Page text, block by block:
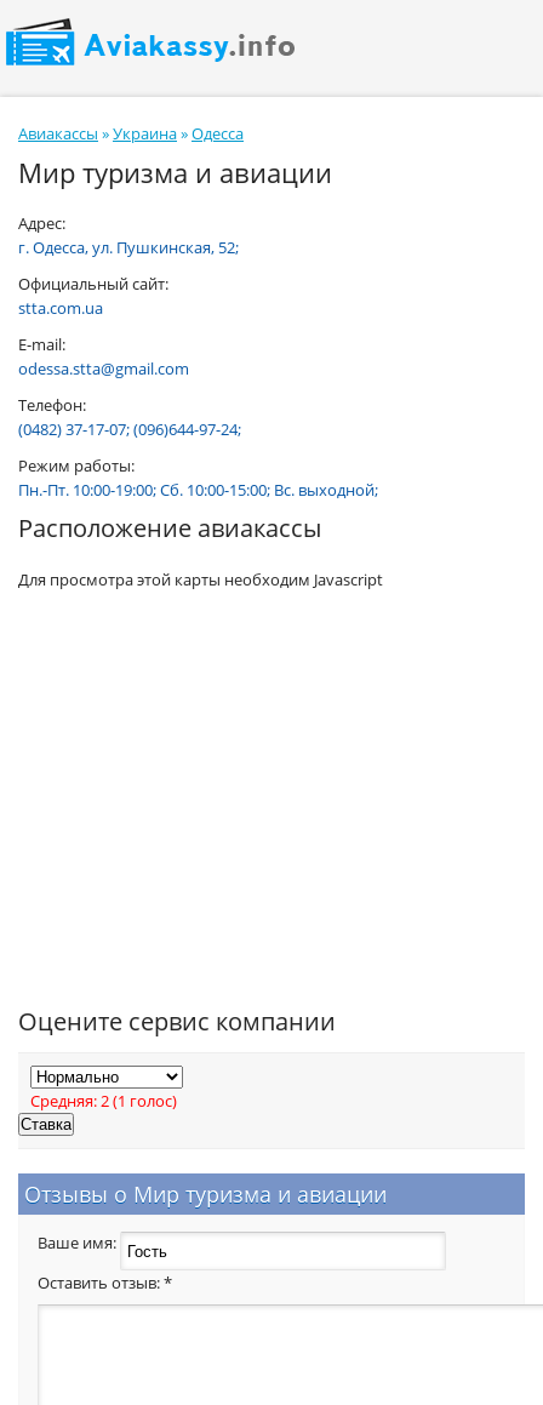
Авиакассы »Украина»Одесса
Мир туризма и авиации
Адрес:
г. Одесса, ул. Пушкинская, 52;
Официальный сайт:
stta.com.ua
E-mail:
odessa.stta@gmail.com
Телефон:
(0482) 37-17-07; (096)644-97-24;
Режим работы:
Пн.-Пт. 10:00-19:00; Сб. 10:00-15:00; Вс. выходной;
Расположение авиакассы
Для просмотра этой карты необходим Javascript
Оцените сервис компании
Средняя:2(1 голос)
Отзывы о Мир туризма и авиации
Ваше имя:
Оставить отзыв:*